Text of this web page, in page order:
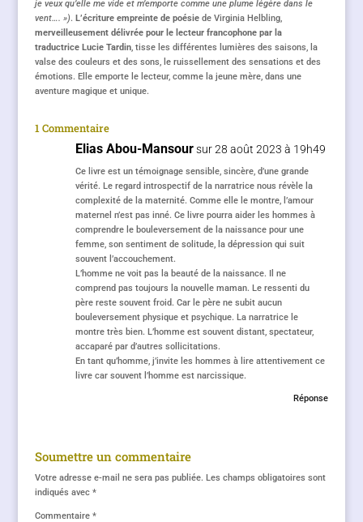
je veux qu’elle me vide et m’emporte comme une plume légère dans le
vent…. »). L’écriture empreinte de poésie de Virginia Helbling,
merveilleusement délivrée pour le lecteur francophone par la
traductrice Lucie Tardin, tisse les différentes lumières des saisons, la
valse des couleurs et des sons, le ruissellement des sensations et des
émotions. Elle emporte le lecteur, comme la jeune mère, dans une
aventure magique et unique.
1 Commentaire
Elias Abou-Mansour sur 28 août 2023 à 19h49
Ce livre est un témoignage sensible, sincère, d’une grande
vérité. Le regard introspectif de la narratrice nous révèle la
complexité de la maternité. Comme elle le montre, l’amour
maternel n’est pas inné. Ce livre pourra aider les hommes à
comprendre le bouleversement de la naissance pour une
femme, son sentiment de solitude, la dépression qui suit
souvent l’accouchement.
L’homme ne voit pas la beauté de la naissance. Il ne
comprend pas toujours la nouvelle maman. Le ressenti du
père reste souvent froid. Car le père ne subit aucun
bouleversement physique et psychique. La narratrice le
montre très bien. L’homme est souvent distant, spectateur,
accaparé par d’autres sollicitations.
En tant qu’homme, j’invite les hommes à lire attentivement ce
livre car souvent l’homme est narcissique.
Réponse
Soumettre un commentaire
Votre adresse e-mail ne sera pas publiée. Les champs obligatoires sont
indiqués avec *
Commentaire *